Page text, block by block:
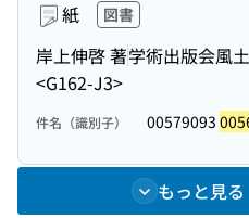
紙 図書
岸上伸啓 著学術出版会風
<G162-J3>
件名（識別子） 00579093
もっと見る